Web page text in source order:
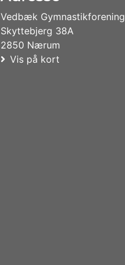
Vedbæk Gymnastikforening
Skyttebjerg 38A
2850 Nærum
Vis på kort